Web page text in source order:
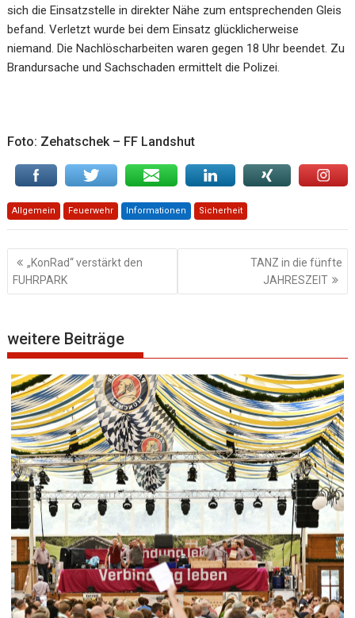
sich die Einsatzstelle in direkter Nähe zum entsprechenden Gleis
befand. Verletzt wurde bei dem Einsatz glücklicherweise
niemand. Die Nachlöscharbeiten waren gegen 18 Uhr beendet. Zu
Brandursache und Sachschaden ermittelt die Polizei.
Foto: Zehatschek – FF Landshut
Allgemein Feuerwehr Informationen Sicherheit
Beitragsnavigation
„KonRad“ verstärkt den
FUHRPARK
TANZ in die fünfte
JAHRESZEIT
weitere Beiträge